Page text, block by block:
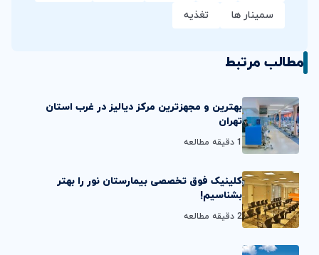
سمینار ها
تغذیه
مطالب مرتبط
بهترین و مجهزترین مرکز دیالیز در غرب استان
تهران
1 دقیقه مطالعه
کلینیک فوق تخصصی بیمارستان نور را بهتر
بشناسیم!
2 دقیقه مطالعه